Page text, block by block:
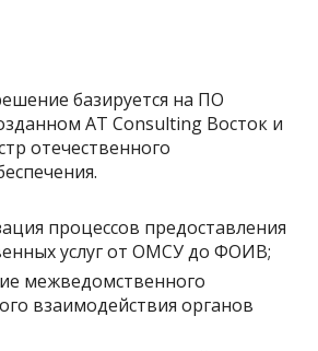
базируется на ПО
AT Consulting Восток и
отечественного
процессов предоставления
услуг от ОМСУ до ФОИВ;
межведомственного
взаимодействия органов